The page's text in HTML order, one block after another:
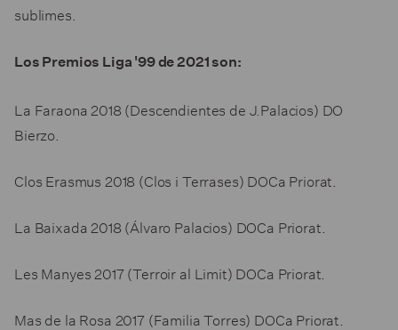
sublimes.
Los Premios Liga '99 de 2021 son:
La Faraona 2018 (Descendientes de J.Palacios) DO
Bierzo.
Clos Erasmus 2018 (Clos i Terrases) DOCa Priorat.
La Baixada 2018 (Álvaro Palacios) DOCa Priorat.
Les Manyes 2017 (Terroir al Limit) DOCa Priorat.
Mas de la Rosa 2017 (Familia Torres) DOCa Priorat.